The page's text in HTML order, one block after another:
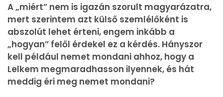
A „miért” nem is igazán szorult magyarázatra,
mert szerintem azt külső szemlélőként is
abszolút lehet érteni, engem inkább a
„hogyan” felől érdekel ez a kérdés. Hányszor
kell például nemet mondani ahhoz, hogy a
Lelkem megmaradhasson ilyennek, és hát
meddig éri meg nemet mondani?